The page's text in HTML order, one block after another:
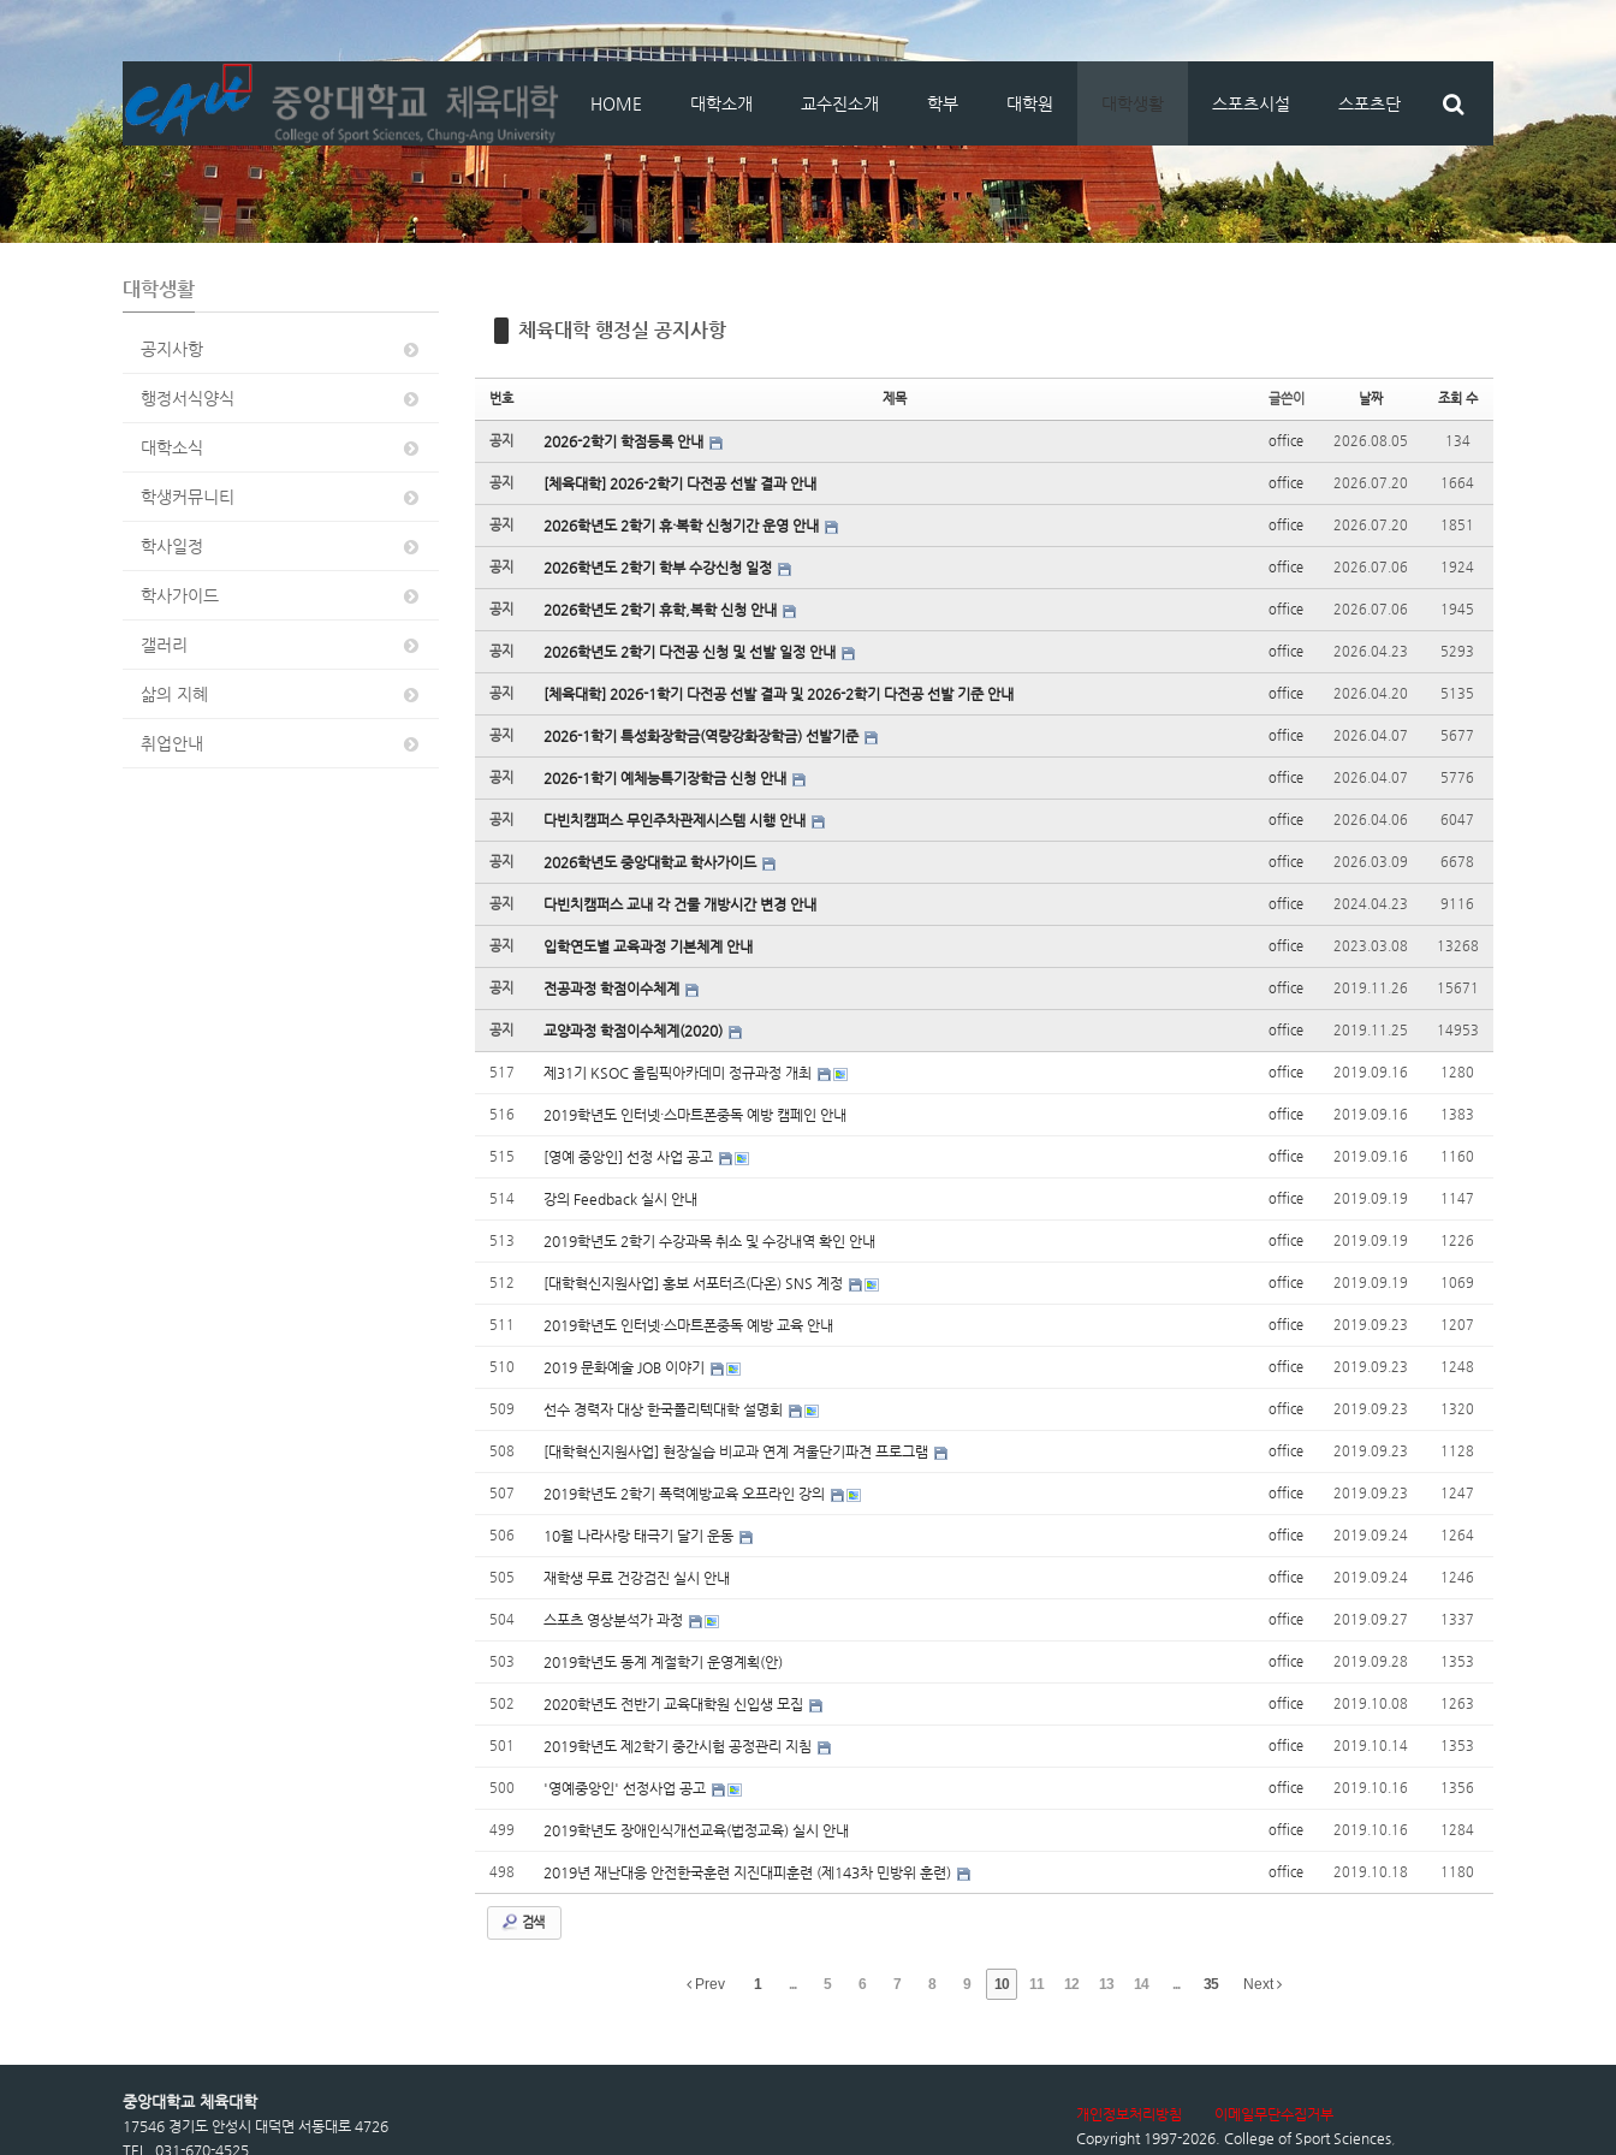
메뉴 건너뛰기
HOME 대학소개 교수진소개 학부 대학원 대학생활 스포츠시설 스포츠단
대학생활
공지사항
행정서식양식
대학소식
학생커뮤니티
학사일정
학사가이드
갤러리
삶의 지혜
취업안내
체육대학 행정실 공지사항
번호 제목 글쓴이 날짜 조회 수
공지 2026-2학기 학점등록 안내 office 2026.08.05 134
공지 [체육대학] 2026-2학기 다전공 선발 결과 안내 office 2026.07.20 1664
공지 2026학년도 2학기 휴·복학 신청기간 운영 안내 office 2026.07.20 1851
공지 2026학년도 2학기 학부 수강신청 일정 office 2026.07.06 1924
공지 2026학년도 2학기 휴학,복학 신청 안내 office 2026.07.06 1945
공지 2026학년도 2학기 다전공 신청 및 선발 일정 안내 office 2026.04.23 5293
공지 [체육대학] 2026-1학기 다전공 선발 결과 및 2026-2학기 다전공 선발 기준 안내 office 2026.04.20 5135
공지 2026-1학기 특성화장학금(역량강화장학금) 선발기준 office 2026.04.07 5677
공지 2026-1학기 예체능특기장학금 신청 안내 office 2026.04.07 5776
공지 다빈치캠퍼스 무인주차관제시스템 시행 안내 office 2026.04.06 6047
공지 2026학년도 중앙대학교 학사가이드 office 2026.03.09 6678
공지 다빈치캠퍼스 교내 각 건물 개방시간 변경 안내 office 2024.04.23 9116
공지 입학연도별 교육과정 기본체계 안내 office 2023.03.08 13268
공지 전공과정 학점이수체계 office 2019.11.26 15671
공지 교양과정 학점이수체계(2020) office 2019.11.25 14953
517 제31기 KSOC 올림픽아카데미 정규과정 개최 office 2019.09.16 1280
516 2019학년도 인터넷·스마트폰중독 예방 캠페인 안내 office 2019.09.16 1383
515 [영예 중앙인] 선정 사업 공고 office 2019.09.16 1160
514 강의 Feedback 실시 안내 office 2019.09.19 1147
513 2019학년도 2학기 수강과목 취소 및 수강내역 확인 안내 office 2019.09.19 1226
512 [대학혁신지원사업] 홍보 서포터즈(다온) SNS 계정 office 2019.09.19 1069
511 2019학년도 인터넷·스마트폰중독 예방 교육 안내 office 2019.09.23 1207
510 2019 문화예술 JOB 이야기 office 2019.09.23 1248
509 선수 경력자 대상 한국폴리텍대학 설명회 office 2019.09.23 1320
508 [대학혁신지원사업] 현장실습 비교과 연계 겨울단기파견 프로그램 office 2019.09.23 1128
507 2019학년도 2학기 폭력예방교육 오프라인 강의 office 2019.09.23 1247
506 10월 나라사랑 태극기 달기 운동 office 2019.09.24 1264
505 재학생 무료 건강검진 실시 안내 office 2019.09.24 1246
504 스포츠 영상분석가 과정 office 2019.09.27 1337
503 2019학년도 동계 계절학기 운영계획(안) office 2019.09.28 1353
502 2020학년도 전반기 교육대학원 신입생 모집 office 2019.10.08 1263
501 2019학년도 제2학기 중간시험 공정관리 지침 office 2019.10.14 1353
500 '영예중앙인' 선정사업 공고 office 2019.10.16 1356
499 2019학년도 장애인식개선교육(법정교육) 실시 안내 office 2019.10.16 1284
498 2019년 재난대응 안전한국훈련 지진대피훈련 (제143차 민방위 훈련) office 2019.10.18 1180
검색
Prev 1 ... 5 6 7 8 9 10 11 12 13 14 ... 35 Next
중앙대학교 체육대학
17546 경기도 안성시 대덕면 서동대로 4726
TEL. 031-670-4525
개인정보처리방침
이메일무단수집거부
Copyright 1997-2026. College of Sport Sciences